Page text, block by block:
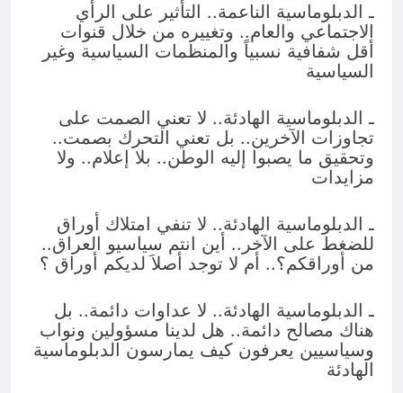
ـ الدبلوماسية الناعمة.. التأثير على الرأي
الاجتماعي والعام.. وتغييره من خلال قنوات
أقل شفافية نسبياً والمنظمات السياسية وغير
السياسية
ـ الدبلوماسية الهادئة.. لا تعني الصمت على
تجاوزات الآخرين.. بل تعني التحرك بصمت..
وتحقيق ما يصبوا إليه الوطن.. بلا إعلام.. ولا
مزايدات
ـ الدبلوماسية الهادئة.. لا تنفي امتلاك أوراق
للضغط على الآخر.. أين انتم سياسيو العراق..
من أوراقكم؟.. أم لا توجد أصلاَ لديكم أوراق ؟
ـ الدبلوماسية الهادئة.. لا عداوات دائمة.. بل
هناك مصالح دائمة.. هل لدينا مسؤولين ونواب
وسياسيين يعرفون كيف يمارسون الدبلوماسية
الهادئة